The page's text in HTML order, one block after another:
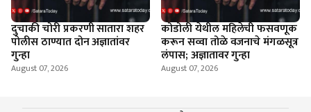
दुचाकी चोरी प्रकरणी सातारा शहर
पोलीस ठाण्यात दोन अज्ञातांवर
गुन्हा
August 07, 2026
कोडोली येथील महिलेची फसवणूक
करून सव्वा तोळे वजनाचे मंगळसूत्र
लंपास; अज्ञातावर गुन्हा
August 07, 2026